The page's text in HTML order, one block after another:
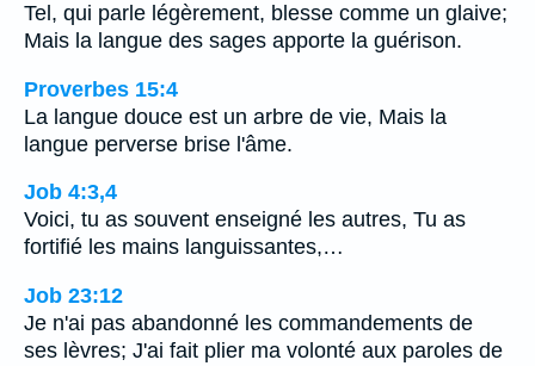
Tel, qui parle légèrement, blesse comme un glaive;
Mais la langue des sages apporte la guérison.
Proverbes 15:4
La langue douce est un arbre de vie, Mais la
langue perverse brise l'âme.
Job 4:3,4
Voici, tu as souvent enseigné les autres, Tu as
fortifié les mains languissantes,…
Job 23:12
Je n'ai pas abandonné les commandements de
ses lèvres; J'ai fait plier ma volonté aux paroles de